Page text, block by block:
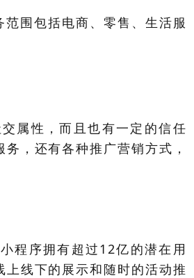
围包括电商、零售、生活服
属性，而且也有一定的信任
，还有各种推广营销方式，
程序拥有超过12亿的潜在用
线下的展示和随时的活动推